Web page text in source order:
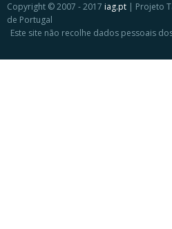
Copyright © 2007 - 2017 iag.pt | Projeto
de Portugal
Este site não recolhe dados pessoais